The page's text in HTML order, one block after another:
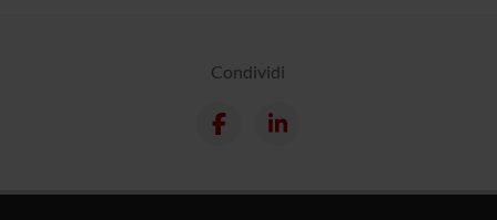
Condividi